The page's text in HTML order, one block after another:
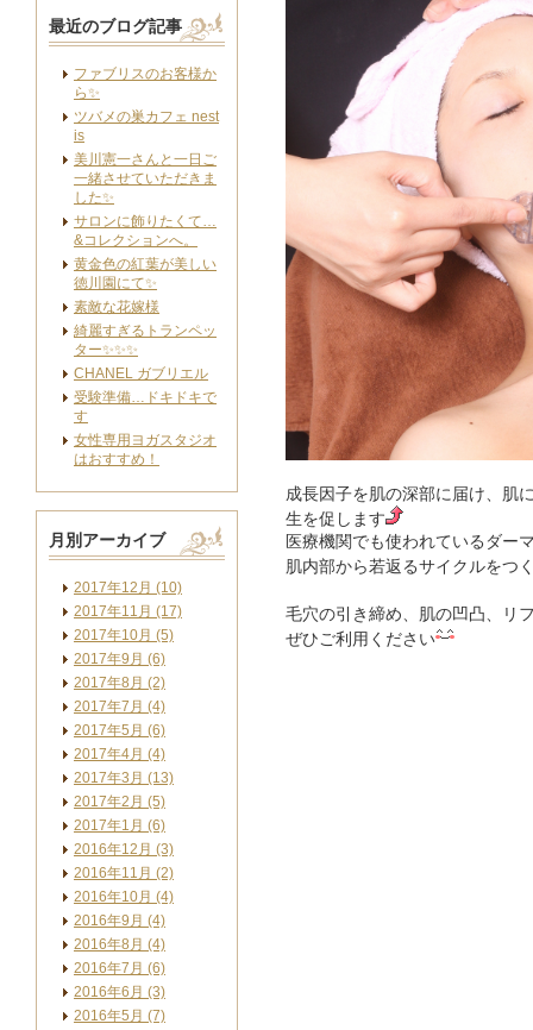
成長因子を肌の深部に届け、肌
生を促します
医療機関でも使われているダー
肌内部から若返るサイクルをつ
毛穴の引き締め、肌の凹凸、リ
ぜひご利用ください
最近のブログ記事
ファブリスのお客様か
ら✨
ツバメの巣カフェ nest
is
美川憲一さんと一日ご
一緒させていただきま
した✨
サロンに飾りたくて…
&コレクションへ。
黄金色の紅葉が美しい
徳川園にて✨
素敵な花嫁様
綺麗すぎるトランペッ
ター✨✨✨
CHANEL ガブリエル
受験準備…ドキドキで
す
女性専用ヨガスタジオ
はおすすめ！
月別アーカイブ
2017年12月 (10)
2017年11月 (17)
2017年10月 (5)
2017年9月 (6)
2017年8月 (2)
2017年7月 (4)
2017年5月 (6)
2017年4月 (4)
2017年3月 (13)
2017年2月 (5)
2017年1月 (6)
2016年12月 (3)
2016年11月 (2)
2016年10月 (4)
2016年9月 (4)
2016年8月 (4)
2016年7月 (6)
2016年6月 (3)
2016年5月 (7)